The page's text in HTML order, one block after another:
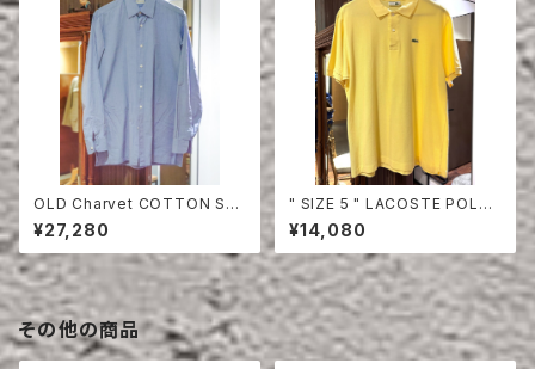
OLD Charvet COTTON SHI
RT
¥27,280
" SIZE 5 " LACOSTE POLO
SHIRT YELLOW
¥14,080
その他の商品